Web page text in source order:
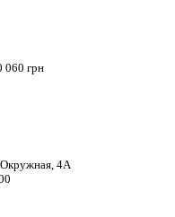
060 грн
Окружная, 4А